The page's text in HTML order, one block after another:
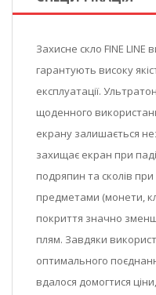
Захисне скло FINE LINE
гарантують високу
експлуатації.
щоденного
екрану залишається
захищає екран при
подряпин та сколів
предметами (монети,
покриття значно
плям. Завдяки
оптимального
вдалося домогтися